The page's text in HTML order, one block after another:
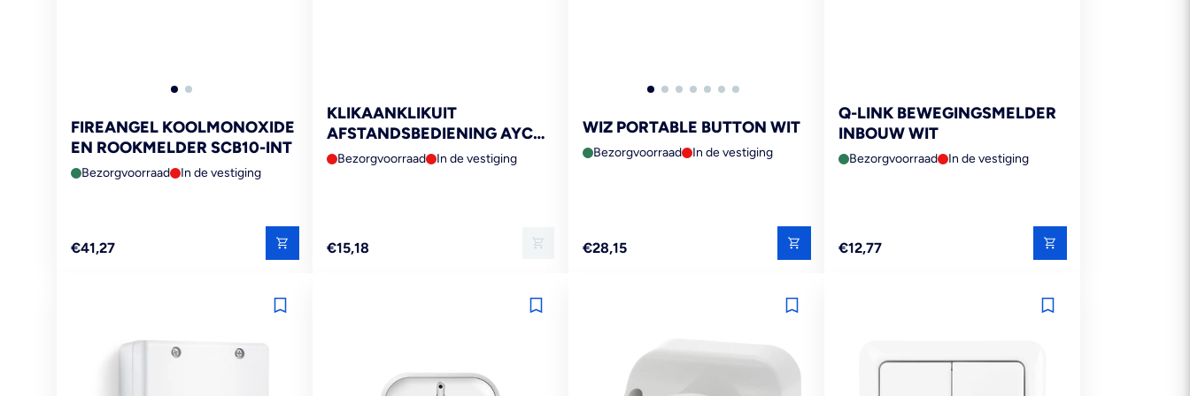
FIREANGEL KOOLMONOXIDE
EN ROOKMELDER SCB10-INT
Bezorgvoorraad In de vestiging
Reguliere
€41,27
KLIKAANKLIKUIT
AFSTANDSBEDIENING AYCT-
102
Bezorgvoorraad In de vestiging
Reguliere
€15,18
WIZ PORTABLE BUTTON WIT
Bezorgvoorraad In de vestiging
Reguliere
€28,15
Q-LINK BEWEGINGSMELDER
INBOUW WIT
Bezorgvoorraad In de vestiging
Reguliere
€12,77